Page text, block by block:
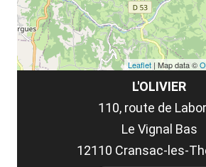
L'OLIVIER
110, route de
Le Vignal Bas
12110 Cransac-les-
Leaflet | Map data ©